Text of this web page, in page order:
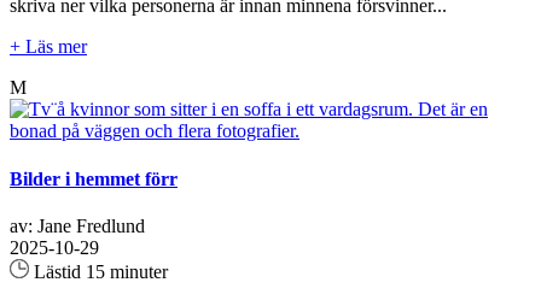
skriva ner vilka personerna är innan minnena försvinner...
+ Läs mer
M
Bilder i hemmet förr
av: Jane Fredlund
2025-10-29
Lästid 15 minuter